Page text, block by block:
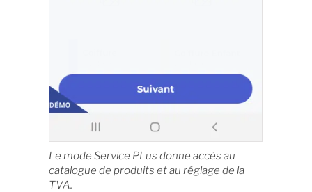
Le mode Service PLus donne accès au
catalogue de produits et au réglage de la
TVA.